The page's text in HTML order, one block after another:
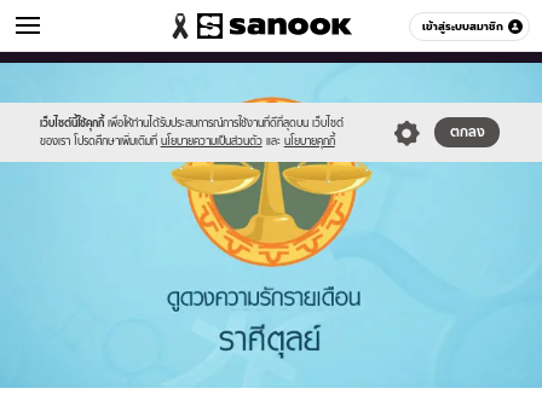
เข้าสู่ระบบสมาชิก
ดูดวง หมวดอื่นๆ
เว็บไซต์นี้ใช้คุกกี้ เพื่อให้ท่านได้รับประสบการณ์การใช้งานที่ดีที่สุดบน เว็บไซต์
ของเรา โปรดศึกษาเพิ่มเติมที่ นโยบายความเป็นส่วนตัว และ นโยบายคุกกี้
ตกลง
new-
sanook.png